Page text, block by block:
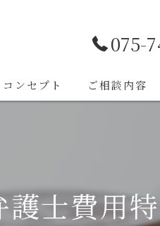
075-
コンセプト ご相談内容
護士費用